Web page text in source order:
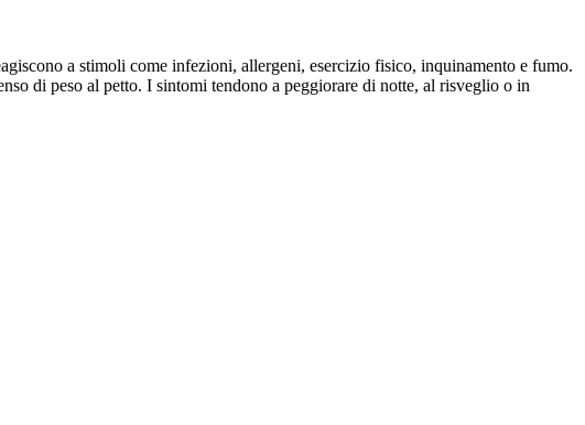
a stimoli come infezioni, allergeni, esercizio fisico, inquinamento e fumo.
di peso al petto. I sintomi tendono a peggiorare di notte, al risveglio o in